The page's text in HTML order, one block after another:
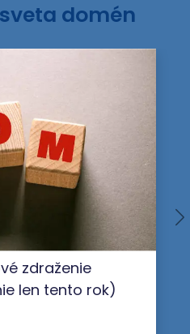
domén
zdraženie
len tento rok)